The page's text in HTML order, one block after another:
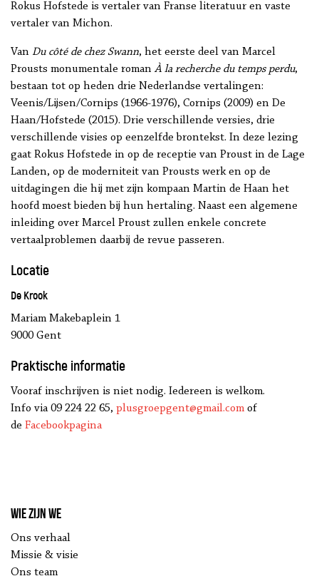
Rokus Hofstede is vertaler van Franse literatuur en vaste
vertaler van Michon.
Van Du côté de chez Swann, het eerste deel van Marcel
Prousts monumentale roman À la recherche du temps perdu,
bestaan tot op heden drie Nederlandse vertalingen:
Veenis/Lijsen/Cornips (1966-1976), Cornips (2009) en De
Haan/Hofstede (2015). Drie verschillende versies, drie
verschillende visies op eenzelfde brontekst. In deze lezing
gaat Rokus Hofstede in op de receptie van Proust in de Lage
Landen, op de moderniteit van Prousts werk en op de
uitdagingen die hij met zijn kompaan Martin de Haan het
hoofd moest bieden bij hun hertaling. Naast een algemene
inleiding over Marcel Proust zullen enkele concrete
vertaalproblemen daarbij de revue passeren.
Locatie
De Krook
Mariam Makebaplein 1
9000 Gent
Praktische informatie
Vooraf inschrijven is niet nodig. Iedereen is welkom.
Info via 09 224 22 65, plusgroepgent@gmail.com of
de Facebookpagina
Wie zijn we
Ons verhaal
Missie & visie
Ons team